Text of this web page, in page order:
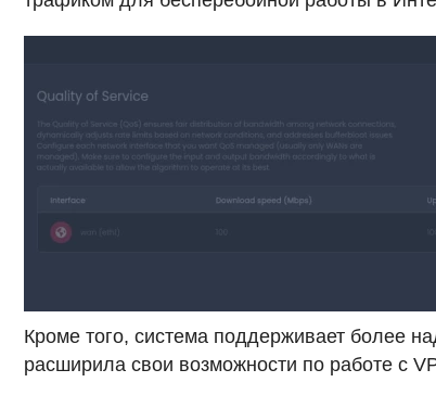
Кроме того, система поддерживает более
расширила свои возможности по работе с